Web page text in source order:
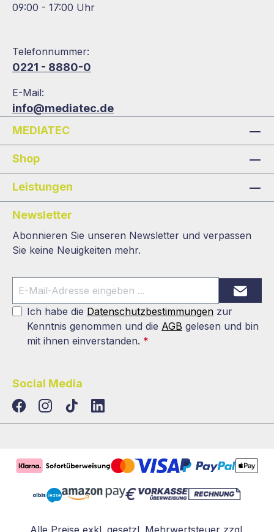
09:00 - 17:00 Uhr
Telefonnummer:
0221 - 8880-0
E-Mail:
info@mediatec.de
MEDIATEC
Shop
Leistungen
Newsletter
Abonnieren Sie unseren Newsletter und verpassen
Sie keine Neuigkeiten mehr.
Ich habe die Datenschutzbestimmungen zur
Kenntnis genommen und die AGB gelesen und bin
mit ihnen einverstanden. *
Social Media
TikTokLinkedIn